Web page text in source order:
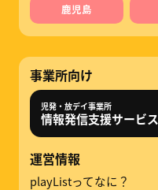
鹿児島
事業所向け
児発・放デイ事業所
情報発信支援サービス
運営情報
playListってなに？